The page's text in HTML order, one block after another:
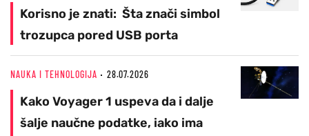
Korisno je znati: Šta znači simbol
trozupca pored USB porta
NAUKA I TEHNOLOGIJA 28.07.2026
Kako Voyager 1 uspeva da i dalje
šalje naučne podatke, iako ima